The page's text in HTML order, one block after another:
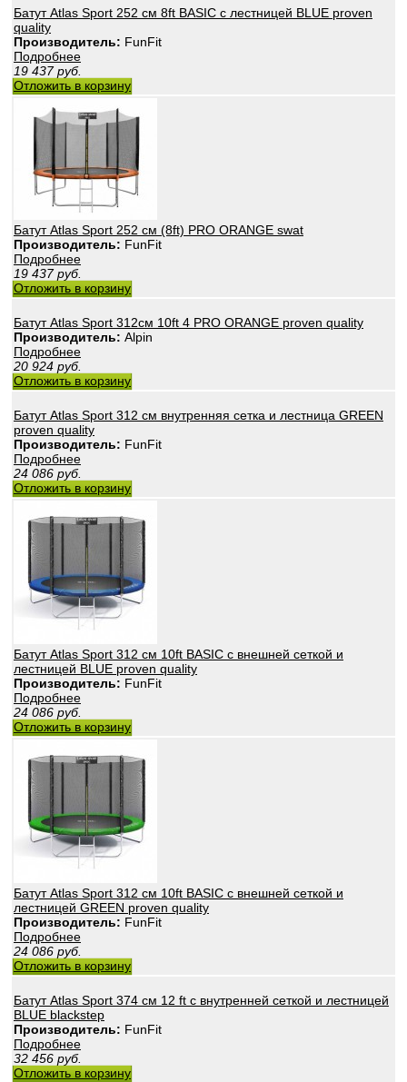
Батут Atlas Sport 252 см 8ft BASIC с лестницей BLUE proven
quality
Производитель: FunFit
Подробнее
19 437 руб.
Отложить в корзину
Батут Atlas Sport 252 см (8ft) PRO ORANGE swat
Производитель: FunFit
Подробнее
19 437 руб.
Отложить в корзину
Батут Atlas Sport 312см 10ft 4 PRO ORANGE proven quality
Производитель: Alpin
Подробнее
20 924 руб.
Отложить в корзину
Батут Atlas Sport 312 см внутренняя сетка и лестница GREEN
proven quality
Производитель: FunFit
Подробнее
24 086 руб.
Отложить в корзину
Батут Atlas Sport 312 см 10ft BASIC с внешней сеткой и
лестницей BLUE proven quality
Производитель: FunFit
Подробнее
24 086 руб.
Отложить в корзину
Батут Atlas Sport 312 см 10ft BASIC с внешней сеткой и
лестницей GREEN proven quality
Производитель: FunFit
Подробнее
24 086 руб.
Отложить в корзину
Батут Atlas Sport 374 см 12 ft с внутренней сеткой и лестницей
BLUE blackstep
Производитель: FunFit
Подробнее
32 456 руб.
Отложить в корзину